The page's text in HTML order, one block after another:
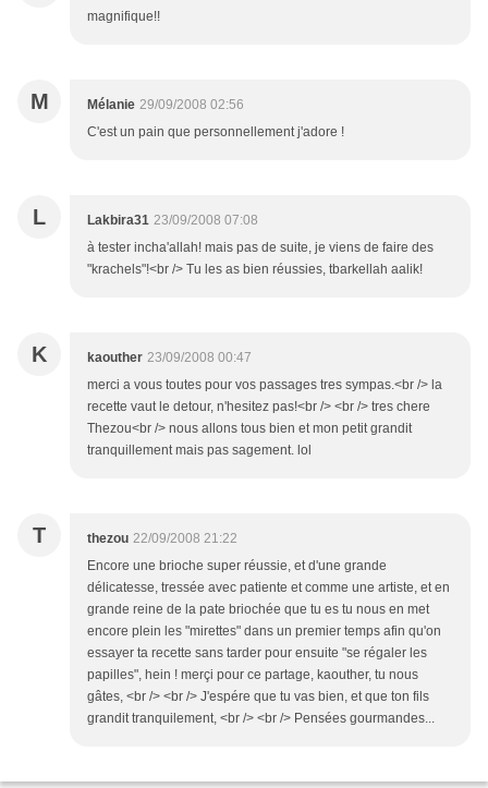
magnifique!!
M Mélanie 29/09/2008 02:56
C'est un pain que personnellement j'adore !
L Lakbira31 23/09/2008 07:08
à tester incha'allah! mais pas de suite, je viens de faire des
"krachels"!<br /> Tu les as bien réussies, tbarkellah aalik!
K kaouther 23/09/2008 00:47
merci a vous toutes pour vos passages tres sympas.<br /> la
recette vaut le detour, n'hesitez pas!<br /> <br /> tres chere
Thezou<br /> nous allons tous bien et mon petit grandit
tranquillement mais pas sagement. lol
T thezou 22/09/2008 21:22
Encore une brioche super réussie, et d'une grande
délicatesse, tressée avec patiente et comme une artiste, et en
grande reine de la pate briochée que tu es tu nous en met
encore plein les "mirettes" dans un premier temps afin qu'on
essayer ta recette sans tarder pour ensuite "se régaler les
papilles", hein ! merçi pour ce partage, kaouther, tu nous
gâtes, <br /> <br /> J'espére que tu vas bien, et que ton fils
grandit tranquilement, <br /> <br /> Pensées gourmandes...